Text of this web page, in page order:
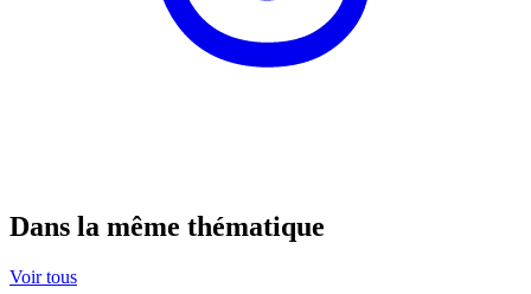
Dans la même thématique
Voir tous